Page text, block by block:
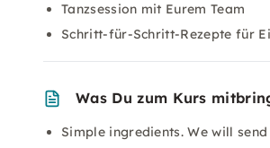
Tanzsession mit Eurem Team
Schritt-für-Schritt-Rezepte für
Was Du zum Kurs
Simple ingredients. We will